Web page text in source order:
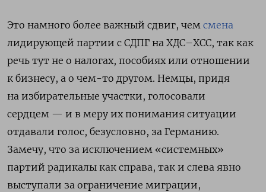
Это намного более важный сдвиг, чем смена
лидирующей партии с СДПГ на ХДС–ХСС, так как
речь тут не о налогах, пособиях или отношении
к бизнесу, а о чем-то другом. Немцы, придя
на избирательные участки, голосовали
сердцем — и в меру их понимания ситуации
отдавали голос, безусловно, за Германию.
Замечу, что за исключением «системных»
партий радикалы как справа, так и слева явно
выступали за ограничение миграции,